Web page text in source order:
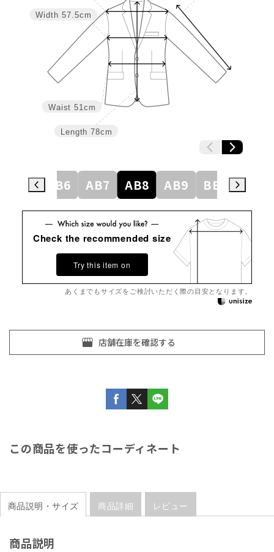
Length 78cm
Waist 51cm
Width 57.5cm
AB6 AB7 AB8 AB9 BE3
Check the recommended size
Try this item on
あくまでもサイズをご検討いただく際の目安となります。
この商品を使ったコーディネート
商品説明・サイズ 商品詳細 レビュー
商品説明